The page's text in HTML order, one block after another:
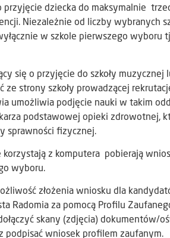
przyjęcie dziecka do maksymalnie
Niezależnie od liczby wybranych
w szkole pierwszego wyboru
się o przyjęcie do szkoły
ze strony szkoły prowadzącej
umożliwia podjęcie nauki w takim
podstawowej opieki zdrowotnej,
sprawności fizycznej.
korzystają z komputera pobierają
wyboru.
złożenia wniosku dla
Radomia za pomocą Profilu
skany (zdjęcia) dokumentów/
podpisać wniosek profilem zaufanym.